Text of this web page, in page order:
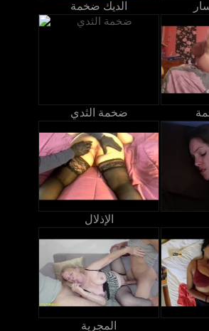
الديك ضخمة
ضخمة الثدي
الإذلال
المجرية